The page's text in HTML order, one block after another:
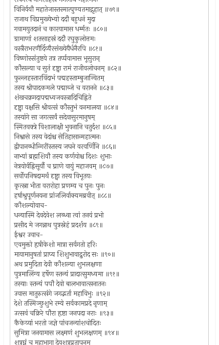
विनिर्ययौ महातेजास्तस्मात्पुण्यतमाद्गृहात् ॥७९॥
राजाथ विप्रमुख्येभ्यो ददौ बहुधनं मुदा
गवामयुतदानं च कारयामास धर्म्मतः ॥८०॥
ग्रामाणां शतसाहस्रं ददौ रघुकुलोत्तमः
वस्त्रैराभरणैर्दिव्यैरसंख्येयैर्धनैरपि ॥८१॥
विष्णोस्संतुष्टये तत्र तर्प्पयामास भूसुरान्
कौसल्या च सुतं दृष्ट्वा रामं राजीवलोचनम् ॥८२॥
फुल्लहस्तारविंदाभं पद्महस्ताम्बुजान्वितम्
तस्य श्रीपादकमले पद्माब्जे च वरानने ॥८३॥
शंखचक्रगदापद्मध्वजवस्त्रादिचिह्निते
दृष्ट्वा वक्षसि श्रीवत्सं कौस्तुभं वनमालया ॥८४॥
तस्यांगे सा जगत्सर्वं सदेवासुरमानुषम्
स्मितवक्त्रे विशालाक्षी भुवनानि चतुर्दश ॥८५॥
निश्वासे तस्य वेदांश्च सेतिहासान्महात्मनः
द्वीपानब्धीन्गिरींस्तस्य जघने वरवर्णिनि ॥८६॥
नाभ्यां ब्रह्मशिवौ तस्य कर्णयोश्च दिशः शुभाः
नेत्रयोर्वह्निसूर्यौ च घ्राणे वायुं महाजवम् ॥८७॥
सर्वोपनिषदामर्थं दृष्ट्वा तस्य विभूतयः
कृत्स्ना भीता वरारोहा प्रणम्य च पुनः पुनः
हर्षाश्रुपूर्णनयना प्रांजलिर्वाक्यमब्रवीत् ॥८८॥
कौशल्योवाच-
धन्यास्मि देवदेवेश लब्ध्वा त्वां तनयं प्रभो
प्रसीद मे जगन्नाथ पुत्रस्नेहं प्रदर्शय ॥८९॥
ईश्वर उवाच-
एवमुक्तो हृषीकेशो मात्रा सर्वगतो हरिः
मायामानुषतां प्राप्य शिशुभावाद्रुरोद सः ॥९०॥
अथ प्रमुदिता देवी कौशल्या शुभलक्षणा
पुत्रमालिंग्य हर्षेण स्तन्यं प्रादात्सुमध्यमा ॥९१॥
तस्याः स्तन्यं पपौ देवो बालभावात्सनातनः
उवास मातुरुत्संगे जगद्भर्ता महाविभुः ॥९२॥
देशे तस्मिञ्छुशुभे रम्ये सर्वकामप्रदे नृणाम्
उत्सवं चक्रिरे पौरा हृष्टा जनपदा नराः ॥९३॥
कैकेय्यां भरतो जज्ञे पांचजन्यांशचोदितः
सुमित्रा जनयामास लक्ष्मणं शुभलक्षणम् ॥९४॥
शत्रुघ्नं च महाभागा देवशत्रुप्रतापनम्